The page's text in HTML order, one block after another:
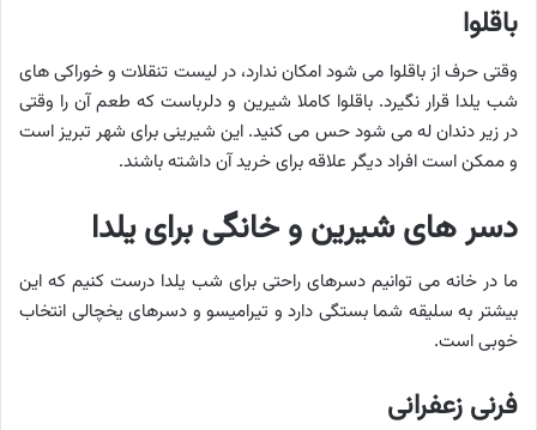
باقلوا
وقتی حرف از باقلوا می شود امکان ندارد، در لیست تنقلات و خوراکی‌ های
شب یلدا قرار نگیرد. باقلوا کاملا شیرین و دلرباست که طعم آن را وقتی
در زیر دندان له می شود حس می کنید. این شیرینی برای شهر تبریز است
و ممکن است افراد دیگر علاقه برای خرید آن داشته باشند.
دسر های شیرین و خانگی برای یلدا
ما در خانه می توانیم دسرهای راحتی برای شب یلدا درست کنیم که این
بیشتر به سلیقه شما بستگی دارد و تیرامیسو و دسرهای یخچالی انتخاب
خوبی است.
فرنی زعفرانی